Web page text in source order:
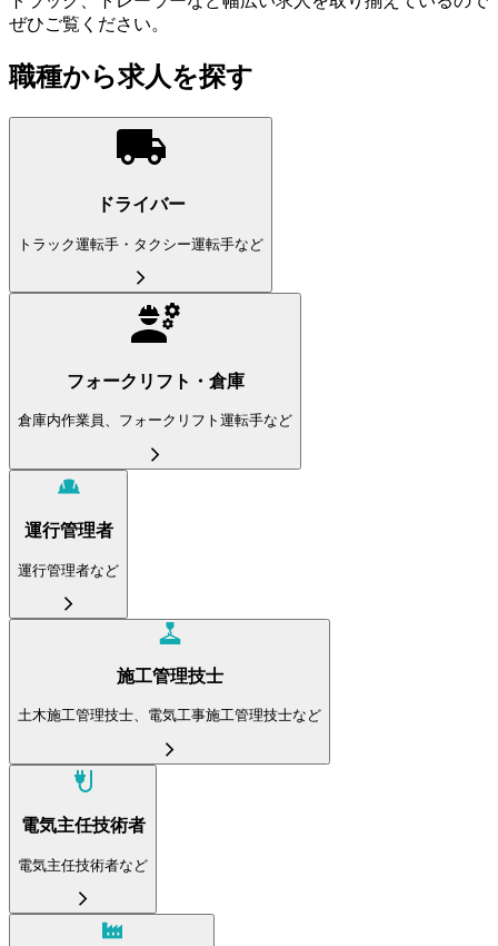
ぜひご覧ください。
職種から求人を探す
ドライバー
トラック運転手・タクシー運転手など
フォークリフト・倉庫
倉庫内作業員、フォークリフト運転手など
運行管理者
運行管理者など
施工管理技士
土木施工管理技士、電気工事施工管理技士など
電気主任技術者
電気主任技術者など